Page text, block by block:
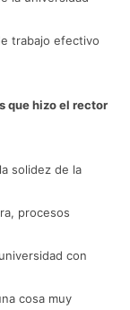
trabajo efectivo
que hizo el rector
solidez de la
procesos
con
cosa muy